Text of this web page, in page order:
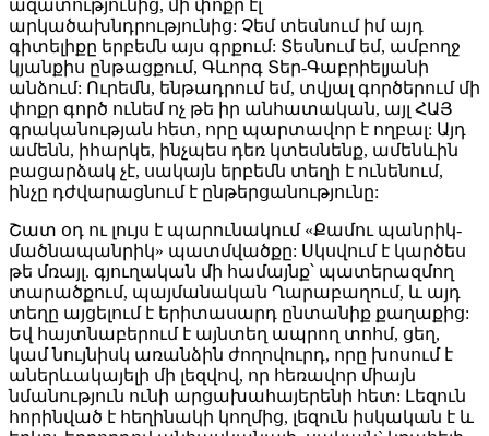
ազատությունից, մի փոքր էլ
արկածախնդրությունից: Չեմ տեսնում իմ այդ
գիտելիքը երբեմն այս գրքում: Տեսնում եմ, ամբողջ
կյանքիս ընթացքում, Գևորգ Տեր-Գաբրիելյանի
անձում: Ուրեմն, ենթադրում եմ, տվյալ գործերում մի
փոքր գործ ունեմ ոչ թե իր անհատական, այլ ՀԱՅ
գրականության հետ, որը պարտավոր է ողբալ: Այդ
ամենն, իհարկե, ինչպես դեռ կտեսնենք, ամենևին
բացարձակ չէ, սակայն երբեմն տեղի է ունենում,
ինչը դժվարացնում է ընթերցանությունը:
Շատ օդ ու լույս է պարունակում «Քամու պանրիկ-
մածնապանրիկ» պատմվածքը: Սկսվում է կարծես
թե մռայլ. գյուղական մի համայնք՝ պատերազմող
տարածքում, պայմանական Ղարաբաղում, և այդ
տեղը այցելում է երիտասարդ ընտանիք քաղաքից:
Եվ հայտնաբերում է այնտեղ ապրող տոհմ, ցեղ,
կամ նույնիսկ առանձին ժողովուրդ, որը խոսում է
աներևակայելի մի լեզվով, որ հեռավոր միայն
նմանություն ունի արցախահայերենի հետ: Լեզուն
հորինված է հեղինակի կողմից, լեզուն իսկական է և